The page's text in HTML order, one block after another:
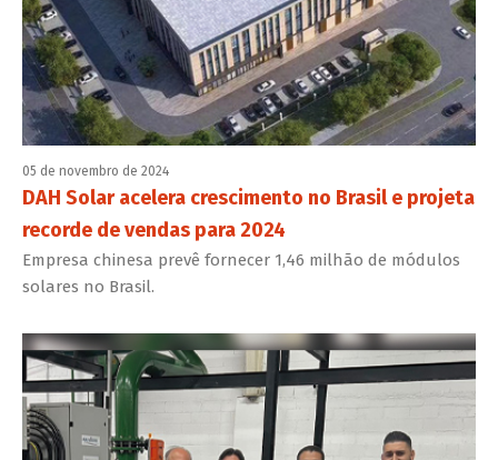
05 de novembro de 2024
DAH Solar acelera crescimento no Brasil e projeta
recorde de vendas para 2024
Empresa chinesa prevê fornecer 1,46 milhão de módulos
solares no Brasil.